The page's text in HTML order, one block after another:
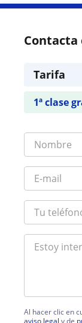
Contacta
Tarifa
1ª clase
Al hacer clic en
aviso legal y de